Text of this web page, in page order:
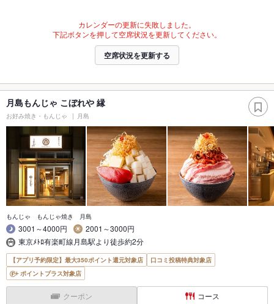
カレンダーの更新に失敗しました。
下記ボタンを押して空席状況を更新してください。
空席状況を更新する
月島もんじゃ こぼれや 縁
お好み焼き・もんじゃ 月島
もんじゃ もんじゃ焼き 月島
3001～4000円
2001～3000円
東京ﾒﾄﾛ有楽町線月島駅より徒歩約2分
【アプリ予約限定】最大350ポイント還元対象店
口コミ投稿特典対象店
ポイントプラス対象店
クーポン コース